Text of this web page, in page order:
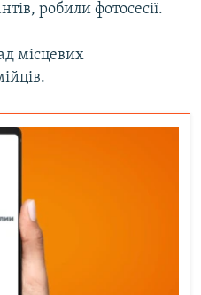
робили фотосесії.
місцевих